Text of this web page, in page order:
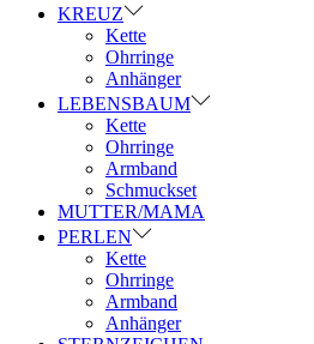
KREUZ
Kette
Ohrringe
Anhänger
LEBENSBAUM
Kette
Ohrringe
Armband
Schmuckset
MUTTER/MAMA
PERLEN
Kette
Ohrringe
Armband
Anhänger